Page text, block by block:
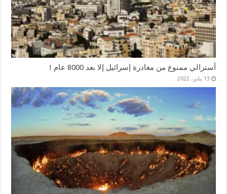
أسترالي ممنوع من مغادرة إسرائيل إلا بعد 8000 عام !
13 يناير، 2022